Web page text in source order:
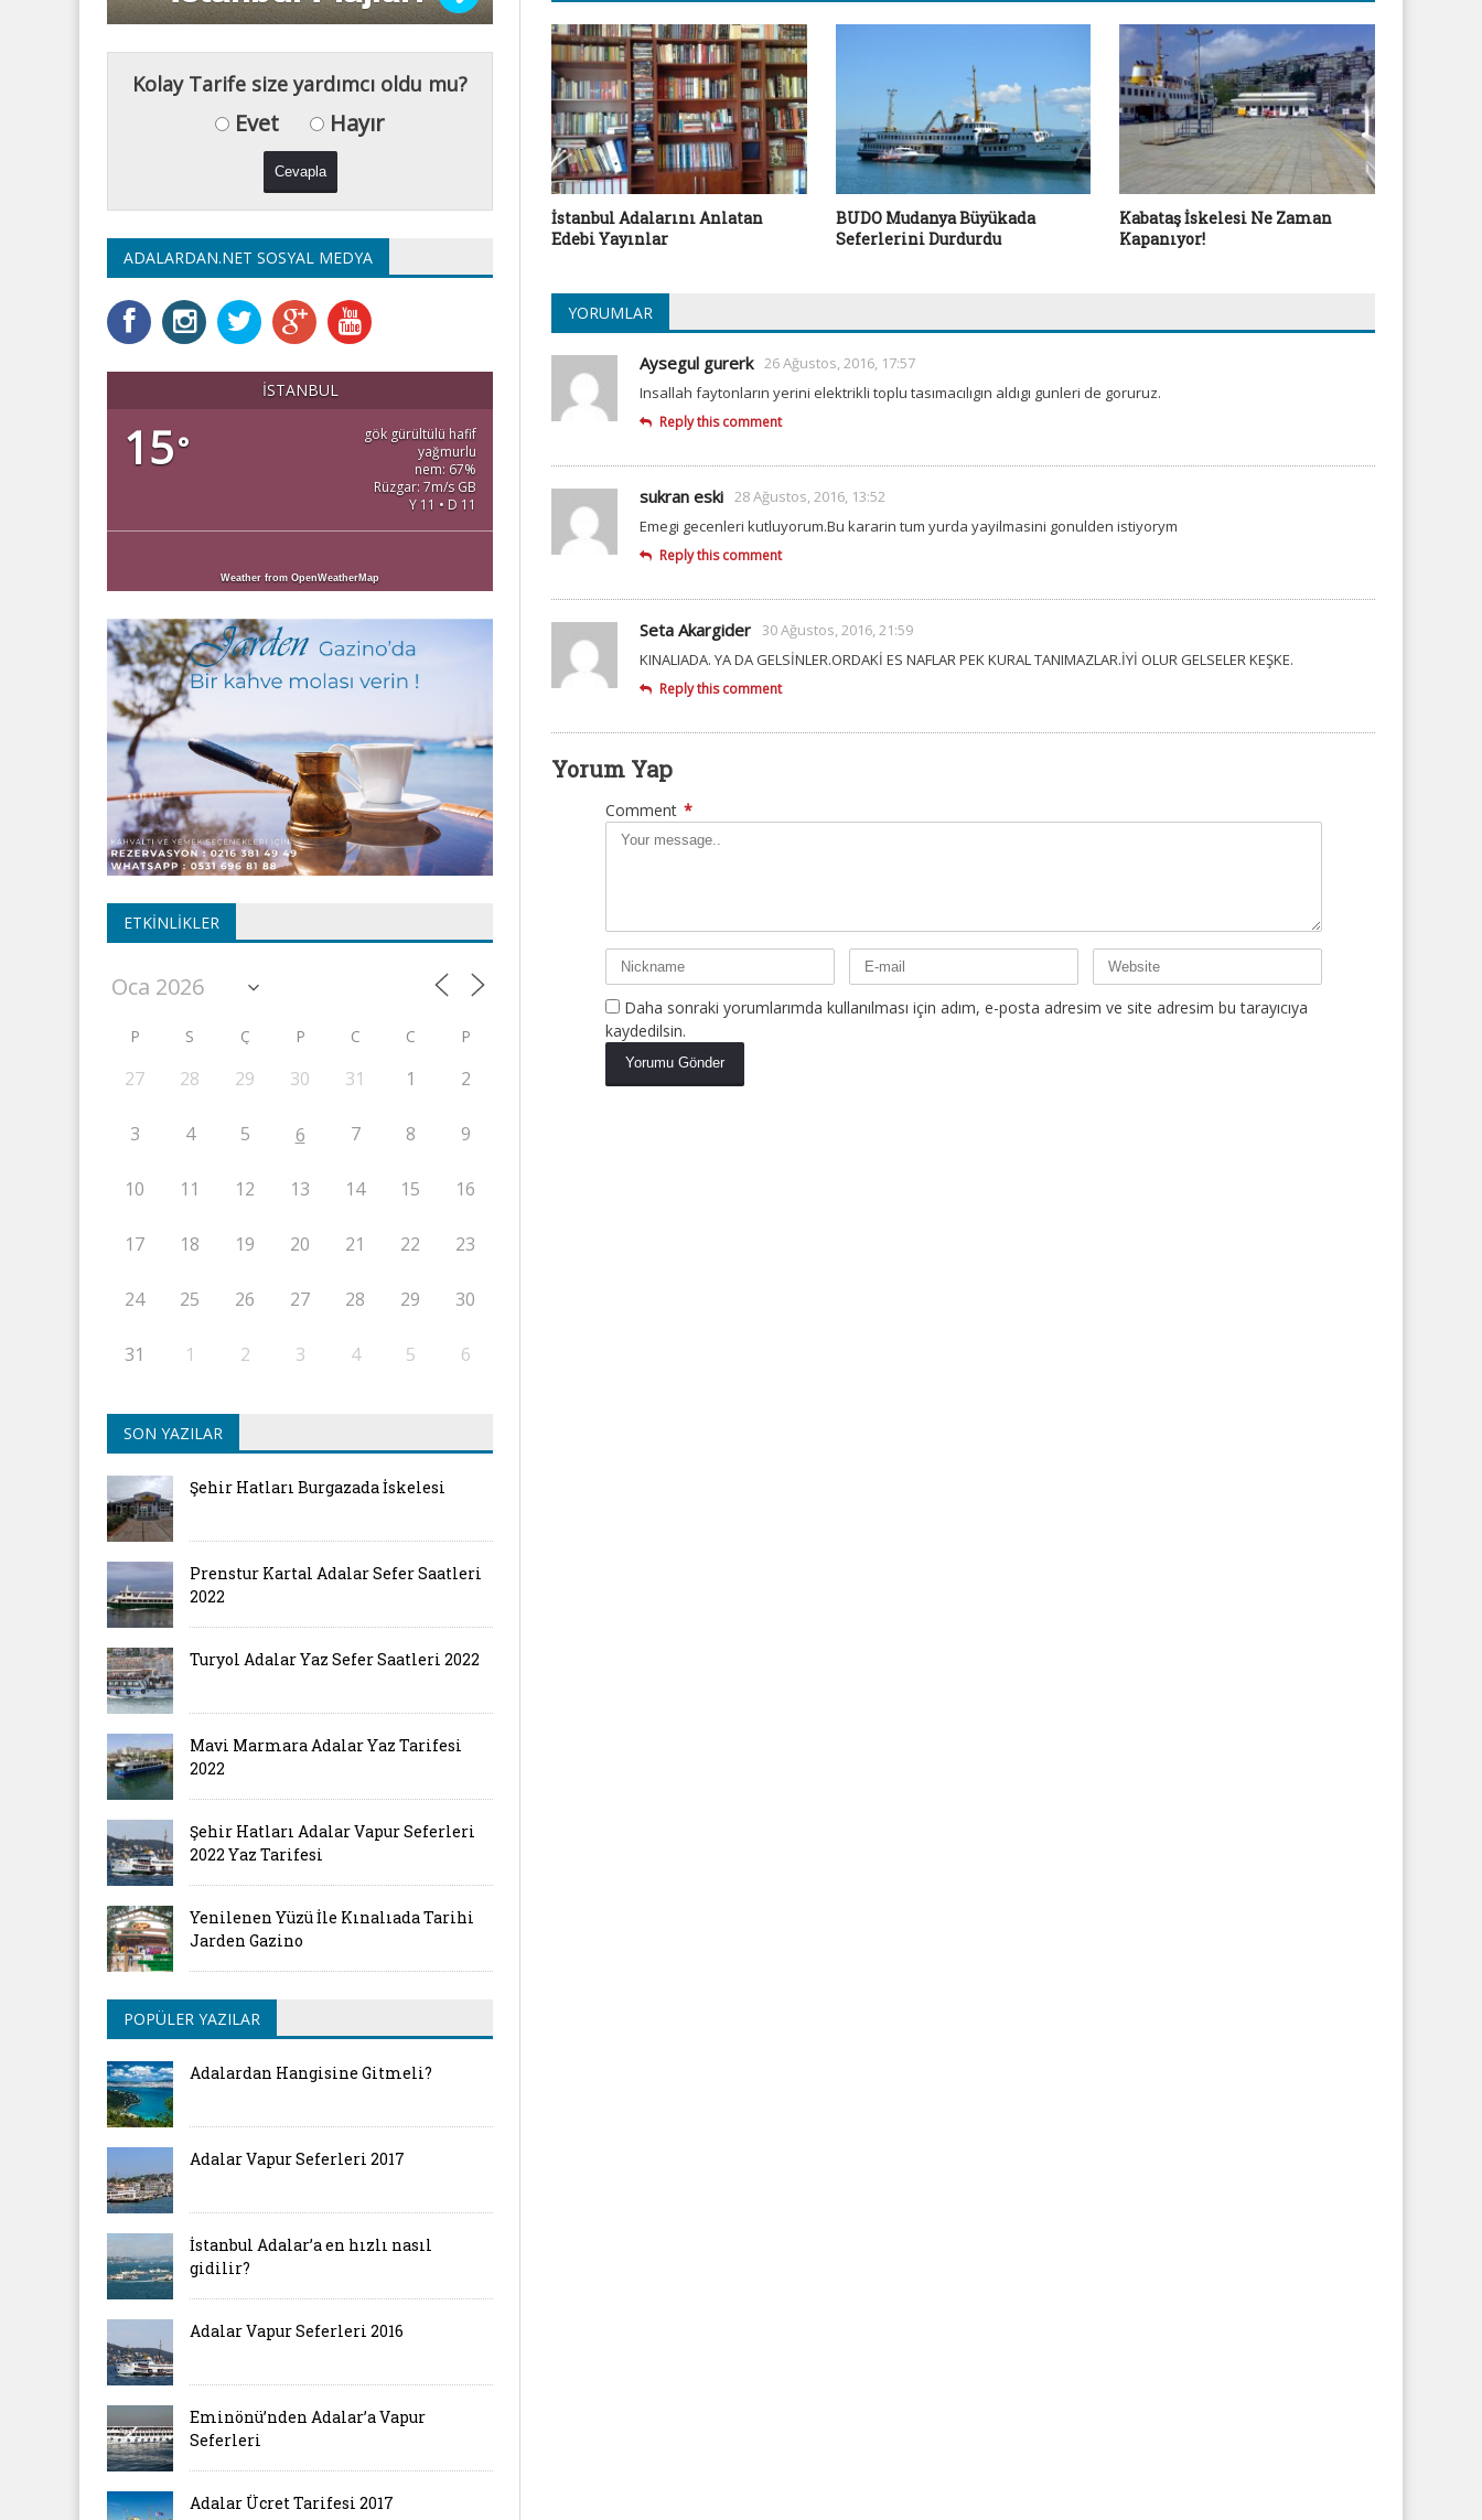
İstanbul Adalarını Anlatan
Edebi Yayınlar
BUDO Mudanya Büyükada
Seferlerini Durdurdu
Kabataş İskelesi Ne Zaman
Kapanıyor!
YORUMLAR
Aysegul gurerk 26 Ağustos, 2016, 17:57
Insallah faytonların yerini elektrikli toplu tasımacılıgın aldıgı gunleri de goruruz.
Reply this comment
sukran eski 28 Ağustos, 2016, 13:52
Emegi gecenleri kutluyorum.Bu kararin tum yurda yayilmasini gonulden istiyorym
Reply this comment
Seta Akargider 30 Ağustos, 2016, 21:59
KINALIADA. YA DA GELSİNLER.ORDAKİ ES NAFLAR PEK KURAL TANIMAZLAR.İYİ OLUR GELSELER KEŞKE.
Reply this comment
Yorum Yap
Comment *
Daha sonraki yorumlarımda kullanılması için adım, e-posta adresim ve site adresim bu tarayıcıya
kaydedilsin.
Kolay Tarife size yardımcı oldu mu?
Evet Hayır
ADALARDAN.NET SOSYAL MEDYA
İSTANBUL
15°
gök gürültülü hafif
yağmurlu
nem: 67%
Rüzgar: 7m/s GB
Y 11 • D 11
Weather from OpenWeatherMap
ETKINLIKLER
P S Ç P C C P
27 28 29 30 31 1 2
3 4 5 6 7 8 9
10 11 12 13 14 15 16
17 18 19 20 21 22 23
24 25 26 27 28 29 30
31 1 2 3 4 5 6
SON YAZILAR
Şehir Hatları Burgazada İskelesi
Prenstur Kartal Adalar Sefer Saatleri
2022
Turyol Adalar Yaz Sefer Saatleri 2022
Mavi Marmara Adalar Yaz Tarifesi
2022
Şehir Hatları Adalar Vapur Seferleri
2022 Yaz Tarifesi
Yenilenen Yüzü İle Kınalıada Tarihi
Jarden Gazino
POPÜLER YAZILAR
Adalardan Hangisine Gitmeli?
Adalar Vapur Seferleri 2017
İstanbul Adalar’a en hızlı nasıl
gidilir?
Adalar Vapur Seferleri 2016
Eminönü’nden Adalar’a Vapur
Seferleri
Adalar Ücret Tarifesi 2017